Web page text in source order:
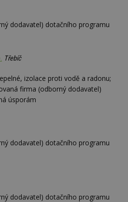
dodavatel) dotačního programu
Třebíč
izolace proti vodě a radonu;
firma (odborný dodavatel)
úsporám
dodavatel) dotačního programu
dodavatel) dotačního programu